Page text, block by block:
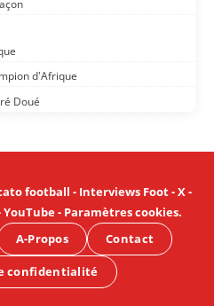
d'Afrique
Doué
football - Interviews Foot-X-
YouTube- Paramètres cookies.
A-Propos Contact
confidentialité